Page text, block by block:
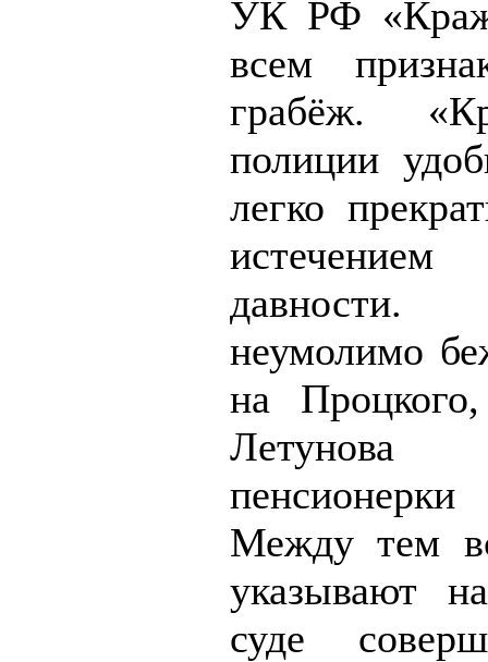
УК РФ
всем
грабёж.
полиции
легко
давности.
неумолимо
на
Между тем
указывают
суде